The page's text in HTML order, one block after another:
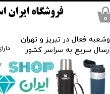
۰
فروشگاه ایران
فعال در تبریز و تهران
سریع به سراسر کشور